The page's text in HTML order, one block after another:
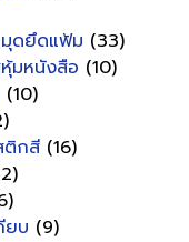
ดยึดแฟ้ม (33)
มหนังสือ (10)
(10)
ติกสี (16)
ยบ (9)